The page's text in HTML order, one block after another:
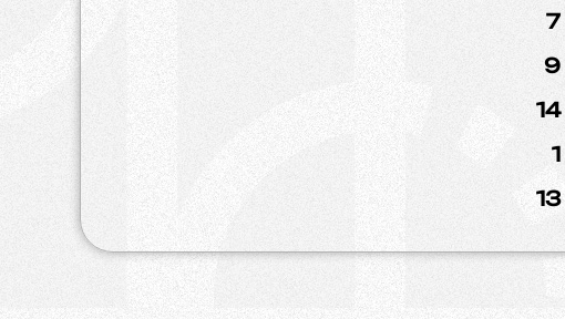
7
9
14
1
13